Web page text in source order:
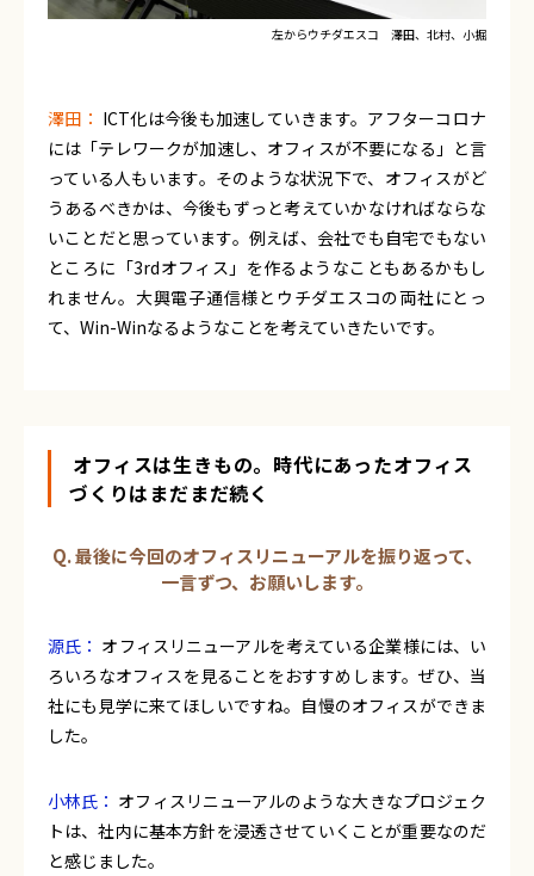
左からウチダエスコ 澤田、北村、小掘
澤田： ICT化は今後も加速していきます。アフターコロナ
には「テレワークが加速し、オフィスが不要になる」と言
っている人もいます。そのような状況下で、オフィスがど
うあるべきかは、今後もずっと考えていかなければならな
いことだと思っています。例えば、会社でも自宅でもない
ところに「3rdオフィス」を作るようなこともあるかもし
れません。大興電子通信様とウチダエスコの両社にとっ
て、Win-Winなるようなことを考えていきたいです。
オフィスは生きもの。時代にあったオフィス
づくりはまだまだ続く
Q. 最後に今回のオフィスリニューアルを振り返って、
一言ずつ、お願いします。
源氏： オフィスリニューアルを考えている企業様には、い
ろいろなオフィスを見ることをおすすめします。ぜひ、当
社にも見学に来てほしいですね。自慢のオフィスができま
した。
小林氏： オフィスリニューアルのような大きなプロジェク
トは、社内に基本方針を浸透させていくことが重要なのだ
と感じました。